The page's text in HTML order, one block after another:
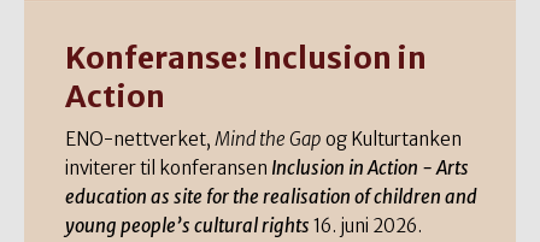
Konferanse: Inclusion in
Action
ENO-nettverket, Mind the Gap og Kulturtanken
inviterer til konferansen Inclusion in Action - Arts
education as site for the realisation of children and
young people’s cultural rights 16. juni 2026.